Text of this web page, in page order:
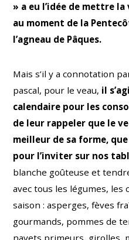
» a eu l’idée de mettre
au moment de la
l’agneau de Pâques.
Mais s’il y a connotation
pascal, pour le veau, il
calendaire pour les
de leur rappeler que le
meilleur de sa forme,
pour l’inviter sur nos
blanche goûteuse et
avec tous les légumes,
saison : asperges, fèves
gourmands, pommes de
navets primeurs, girolles,